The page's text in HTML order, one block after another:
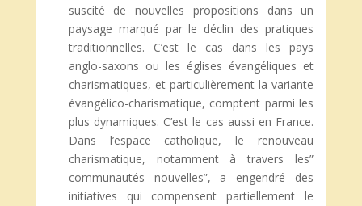
suscité de nouvelles propositions dans un
paysage marqué par le déclin des pratiques
traditionnelles. C’est le cas dans les pays
anglo-saxons ou les églises évangéliques et
charismatiques, et particulièrement la variante
évangélico-charismatique, comptent parmi les
plus dynamiques. C’est le cas aussi en France.
Dans l’espace catholique, le renouveau
charismatique, notamment à travers les”
communautés nouvelles”, a engendré des
initiatives qui compensent partiellement le